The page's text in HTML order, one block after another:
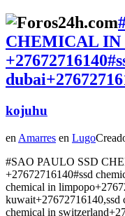
CHEMICAL
kojuhu
en Amarres en Lugo
#SAO PAULO SSD
+27672716140#ssd
chemical in
kuwait+27672716140,ssd
chemical in